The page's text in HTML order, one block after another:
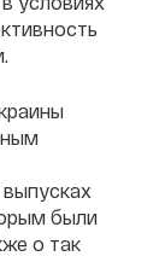
были
о так